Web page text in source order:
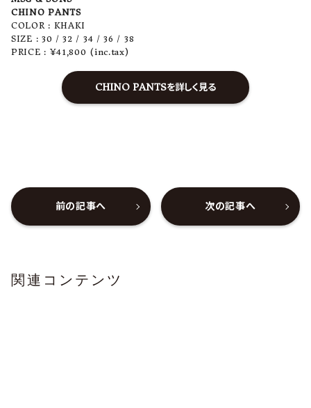
CHINO PANTS
COLOR : KHAKI
SIZE : 30 / 32 / 34 / 36 / 38
PRICE : ¥41,800 (inc.tax)
CHINO PANTSを詳しく見る
前の記事へ 次の記事へ
関連コンテンツ